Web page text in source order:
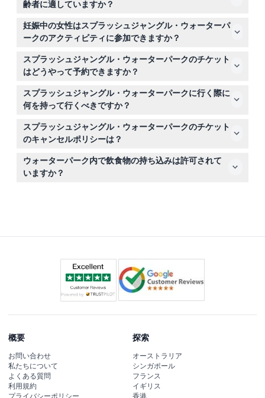
りますので、ご予約時にご確認ください）。
齢者に適していますか？
はい、公園には5～11歳の子供向けのアクアプレイプール
などの専用エリアがあり、4歳未満の子供と65歳以上の高
齢者は入場無料で、家族みんなで楽しめます。
妊娠中の女性はスプラッシュジャングル・ウォーターパ
ークのアクティビティに参加できますか？
いいえ、安全上の理由から、妊娠中の女性や感染症のある
方はウォーターアクティビティへの参加はできません。
スプラッシュジャングル・ウォーターパークのチケット
はどうやって予約できますか？
このウェブサイトでオンラインで簡単にチケットを予約で
き、即時確認とスムーズな入場が可能です。
スプラッシュジャングル・ウォーターパークに行く際に
何を持って行くべきですか？
水着、日焼け止め、着替えを持参してください。個人のタ
オルは持ち込み禁止ですが、パークでタオルとロッカーを
レンタルできます。
スプラッシュジャングル・ウォーターパークのチケット
のキャンセルポリシーは？
48時間以上前のキャンセルは振込手数料または銀行手数
料を除き無料で、48時間以内のキャンセルは全額徴収さ
れます。48時間前までの変更は追加料金なしで可能で
ウォーターパーク内で飲食物の持ち込みは許可されて
いますか？
概要
お問い合わせ
私たちについて
よくある質問
利用規約
プライバシーポリシー
探索
オーストラリア
シンガポール
フランス
イギリス
香港